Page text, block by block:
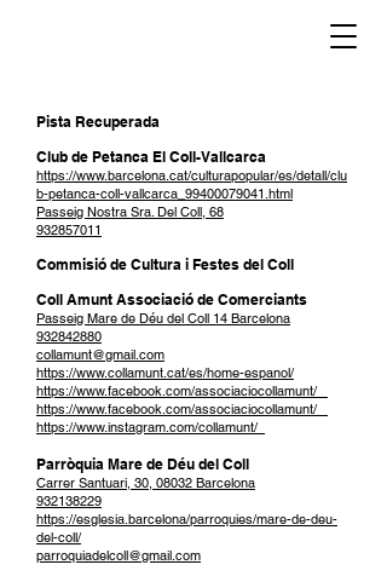
Pista Recuperada
Club de Petanca El Coll-Vallcarca
https://www.barcelona.cat/culturapopular/es/detall/clu
b-petanca-coll-vallcarca_99400079041.html
Passeig Nostra Sra. Del Coll, 68
932857011
Commisió de Cultura i Festes del Coll
Coll Amunt Associació de Comerciants
Passeig Mare de Déu del Coll 14 Barcelona
932842880
collamunt@gmail.com
https://www.collamunt.cat/es/home-espanol/
https://www.facebook.com/associaciocollamunt/
https://www.facebook.com/associaciocollamunt/
https://www.instagram.com/collamunt/
Parròquia Mare de Déu del Coll
Carrer Santuari, 30, 08032 Barcelona
932138229
https://esglesia.barcelona/parroquies/mare-de-deu-
del-coll/
parroquiadelcoll@gmail.com